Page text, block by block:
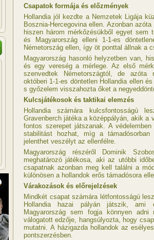
Csapatok formája és előzmények
Hollandia jól kezdte a Nemzetek Ligája
Bosznia-Hercegovina ellen. Azonban
hiszen három mérkőzésükből egyet sem
és Magyarország elleni 1-1-es
Németország ellen, így öt ponttal állnak a
Magyarország hasonló helyzetben van,
és egy vereség a mérlege. Az első
szenvedtek Németországtól, de azóta
októberi 1-1-es döntetlen Hollandia ellen
s győzelem visszahozta őket a
Kulcsjátékosok és taktikai elemzés
Hollandia számára kulcsfontosságú
Gravenberch játéka a középpályán, akik a
fontos szerepet játszanak. A
stabilitást hozhat, míg a
jelenthet veszélyt az ellenfélre.
Magyarország részéről Dominik
meghatározó játékosa, aki az utóbbi
csapatnak azonban meg kell találni a
különösen a hollandok erős támadósora
Várakozások és előrejelzések
Mindkét csapat számára létfontosságú
Hollandia hazai pályán játszik, ami
Magyarország sem fogja könnyen
válogatott edzője, hangsúlyozta, hogy
mutatni. A házigazda hollandok az
pontszerzésben.